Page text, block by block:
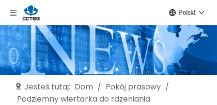
Polski
Jesteś tutaj: Dom / Pokój prasowy /
Podziemny wiertarka do rdzeniania